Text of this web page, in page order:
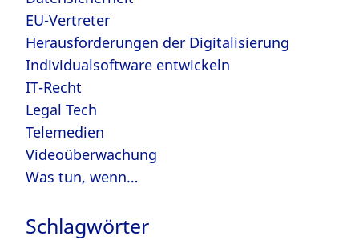
EU-Vertreter
Herausforderungen der Digitalisierung
Individualsoftware entwickeln
IT-Recht
Legal Tech
Telemedien
Videoüberwachung
Was tun, wenn…
Schlagwörter